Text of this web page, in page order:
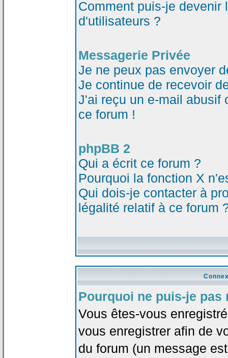
Comment puis-je devenir
d'utilisateurs ?
Messagerie Privée
Je ne peux pas envoyer
Je continue de recevoir
J'ai reçu un e-mail abusif
ce forum !
phpBB 2
Qui a écrit ce forum ?
Pourquoi la fonction X
Qui dois-je contacter à
légalité relatif à ce forum
Pourquoi ne puis-je pas
Vous êtes-vous
vous enregistrer afin de
du forum (un message